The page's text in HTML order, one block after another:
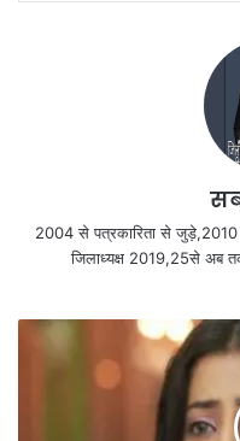
2004 से पत्रकारिता से
जिलाध्यक्ष 2019,25से अब